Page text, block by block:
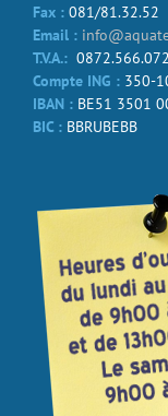
Fax : 081/81.32.52
Email :
T.V.A.: 0872.566.072
Compte ING : 350-
IBAN : BE51 3501
BIC : BBRUBEBB